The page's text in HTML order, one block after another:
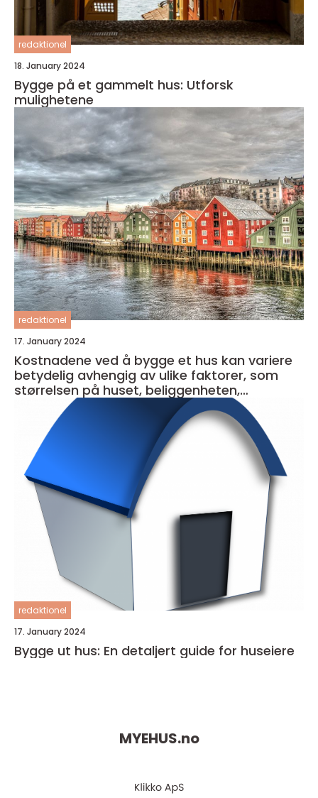
redaktionel
18. January 2024
Bygge på et gammelt hus: Utforsk
mulighetene
redaktionel
17. January 2024
Kostnadene ved å bygge et hus kan variere
betydelig avhengig av ulike faktorer, som
størrelsen på huset, beliggenheten,
materialkvaliteten og entreprenørens priser
redaktionel
17. January 2024
Bygge ut hus: En detaljert guide for huseiere
MYEHUS.no